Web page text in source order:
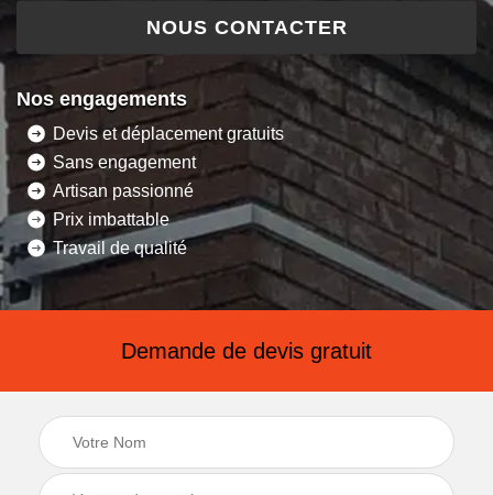
NOUS CONTACTER
Nos engagements
Devis et déplacement gratuits
Sans engagement
Artisan passionné
Prix imbattable
Travail de qualité
Demande de devis gratuit